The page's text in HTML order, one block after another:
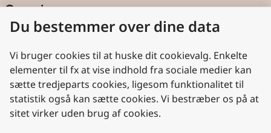
Genveje
Cookies
Aktindsigt
Persondatabeskyttelse
Nyttige links
Du bestemmer over dine data
Vi bruger cookies til at huske dit cookievalg. Enkelte
elementer til fx at vise indhold fra sociale medier kan
sætte tredjeparts cookies, ligesom funktionalitet til
statistik også kan sætte cookies. Vi bestræber os på at
sitet virker uden brug af cookies.